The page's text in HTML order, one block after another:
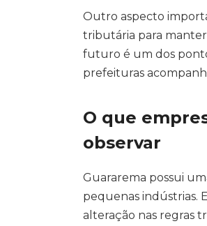
Outro aspecto
tributária para manter
futuro é um dos
prefeituras
O que
observar
Guararema possui
pequenas indústrias.
alteração nas regras